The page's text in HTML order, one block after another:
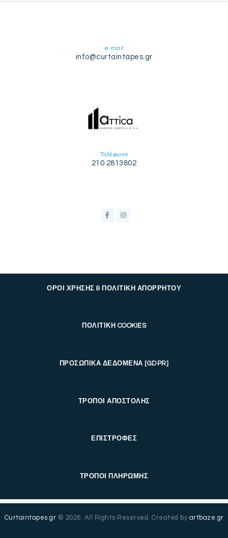
e-mail
info@curtaintapes.gr
Τηλέφωνο
210 2813802
ΟΡΟΙ ΧΡΗΣΗΣ & ΠΟΛΙΤΙΚΗ ΑΠΟΡΡΗΤΟΥ
ΠΟΛΙΤΙΚΗ COOKIES
ΠΡΟΣΩΠΙΚΑ ΔΕΔΟΜΕΝΑ [GDPR]
ΤΡΟΠΟΙ ΑΠΟΣΤΟΛΗΣ
ΕΠΙΣΤΡΟΦΕΣ
ΤΡΟΠΟΙ ΠΛΗΡΩΜΗΣ
Curtaintapes.gr © 2026. All Rights Reserved. Created by artbaze.gr